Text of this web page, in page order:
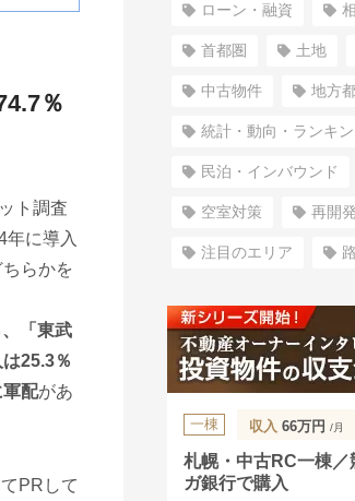
％
ト調査
年に導入
らかを
「東武
25.3％
軍配があ
PRして
ローン・融資
首都圏 土地
中古物件 地方
統計・動向・ランキ
民泊・インバウンド
空室対策 再開
注目のエリア
一棟 収入 66万円 /月
札幌・中古RC一棟／
ガ銀行で購入